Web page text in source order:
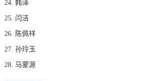
24. 韩泽
25. 闫洁
26. 陈佩祥
27. 孙玲玉
28. 马蒙源